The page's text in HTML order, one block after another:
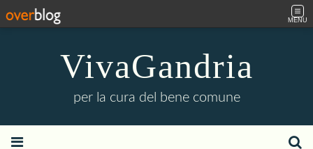
MENU
VivaGandria
per la cura del bene comune